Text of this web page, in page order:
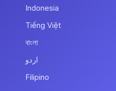
Indonesia
Tiếng Việt
বাংলা
اردو
Filipino